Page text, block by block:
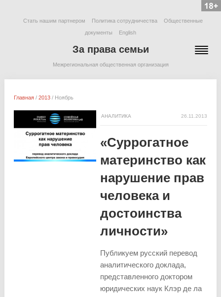
Стать нашим партнером Политика сотрудничества
Общественные
документы
English
За права семьи
Межрегиональная общественная организация
Главная/ 2013/ Ноябрь
26.11.2013
АНАЛИТИКА
«Суррогатное
материнство как
нарушение прав
человека и
достоинства
личности»
Публикуем русский перевод
аналитического доклада,
представленного доктором
юридических наук Клэр де ла